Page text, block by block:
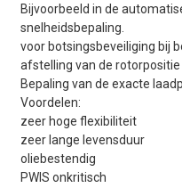
Bijvoorbeeld in de
snelheidsbepaling.
voor botsingsbeveiliging bij
afstelling van de
Bepaling van de exacte
Voordelen:
zeer hoge flexibiliteit
zeer lange levensduur
oliebestendig
PWIS onkritisch